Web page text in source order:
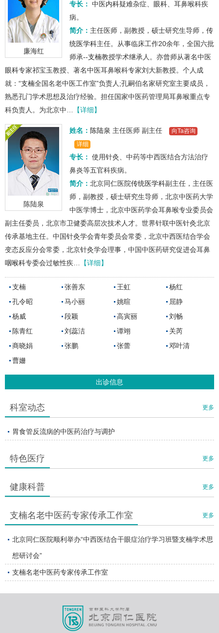
廉海红
专长： 中医内科疑难杂症、 眼科 、耳鼻喉科疾
病。
简介： 主任医师，副教授，硕士研究生导师， 传
统医学科主任。从事临床工作20余年，全国六批
师承--支楠教授学术继承人。亦曾师从著名中医
眼科专家祁宝玉教授、著名中医耳鼻喉科专家刘大新教授。个人成
就：“支楠全国名老中医工作室”负责人;孔嗣伯名家研究室主要成员，
熟悉孔门学术思想及治疗经验。担任国家中医药管理局耳鼻喉重点专
科负责人。为北京中…
【详细】
陈陆泉
姓名： 陈陆泉 主任医师 副主任
向Ta咨询
详细
专长： 使用针灸、中药等中西医结合方法治疗
鼻炎等五官科疾病。
简介： 北京同仁医院传统医学科副主任，主任医
师，副教授，硕士研究生导师，北京中医药大学
中医学博士，北京中医药学会耳鼻喉专业委员会
副主任委员，北京市卫健委高层次技术人才。世界针联中医针灸北京
传承基地主任。中国针灸学会青年委员会常委，北京中西医结合学会
变态反应分会常委，北京针灸学会理事，中国中医药研究促进会耳鼻
咽喉科专委会过敏性疾… 【详细】
支楠 张善东 王虹
杨红
孔令昭
马小丽 姚暄
屈静
杨威
段颖 高寅丽
刘畅
陈青红
刘蕊洁 谭翊
关芮
商晓娟
张鹏 张蕾
邓叶清
曹姗
出诊信息
更多
科室动态
胃食管反流病的中医药治疗与调护
更多
特色医疗
更多
健康科普
更多
支楠名老中医药专家传承工作室
北京同仁医院顺利举办“中西医结合干眼症治疗学习班暨支楠学术思
想研讨会”
支楠名老中医药专家传承工作室